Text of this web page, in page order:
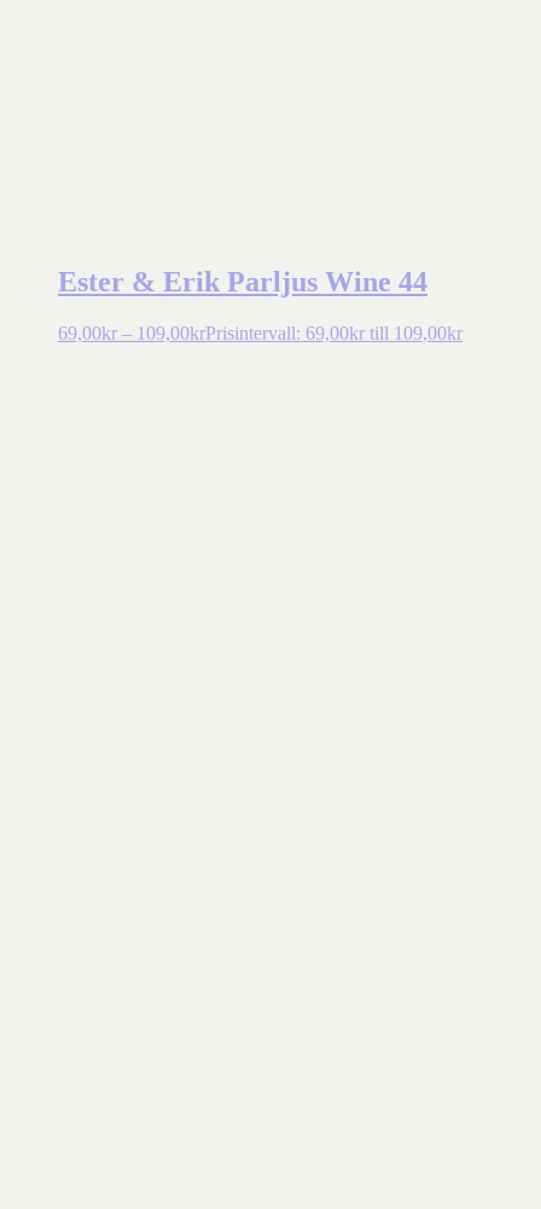
Ester & Erik Parljus Wine 44
69,00kr – 109,00krPrisintervall: 69,00kr till 109,00kr